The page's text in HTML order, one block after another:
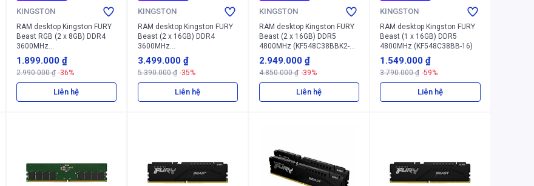
KINGSTON
RAM desktop Kingston FURY
Beast RGB (2 x 8GB) DDR4
3600MHz
(KF436C17BBAK2/16)
1.899.000 ₫
2.990.000 ₫ -36%
Liên hệ
KINGSTON
RAM desktop Kingston FURY
Beast (2 x 16GB) DDR4
3600MHz
(KF436C18BBAK2/32)
3.499.000 ₫
5.390.000 ₫ -35%
Liên hệ
KINGSTON
RAM desktop Kingston FURY
Beast (2 x 16GB) DDR5
4800MHz (KF548C38BBK2-
32)
2.949.000 ₫
4.850.000 ₫ -39%
Liên hệ
KINGSTON
RAM desktop Kingston FURY
Beast (1 x 16GB) DDR5
4800MHz (KF548C38BB-16)
1.549.000 ₫
3.790.000 ₫ -59%
Liên hệ